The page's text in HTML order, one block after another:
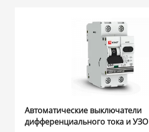
Автоматические выключатели
дифференциального тока и УЗО